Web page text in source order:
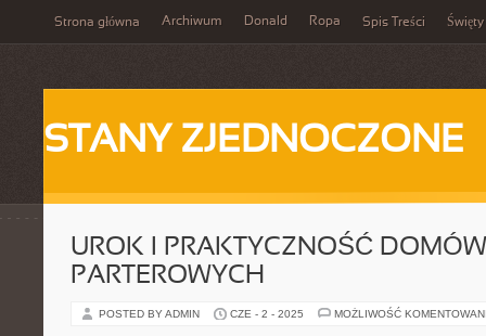
Strona główna Archiwum Donald Ropa Spis Treści Święty
STANY ZJEDNOCZONE
UROK I PRAKTYCZNOŚĆ DOMÓW
PARTEROWYCH
POSTED BY ADMIN CZE - 2 - 2025 MOŻLIWOŚĆ